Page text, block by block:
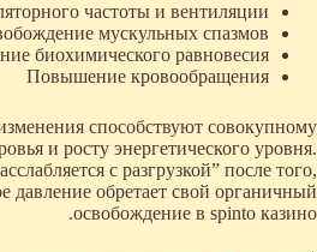
частоты и вентиляции
мускульных спазмов
биохимического равновесия
Повышение кровообращения
способствуют совокупному
и росту энергетического уровня.
с разгрузкой” после того,
давление обретает свой органичный
освобождение в spinto казино.